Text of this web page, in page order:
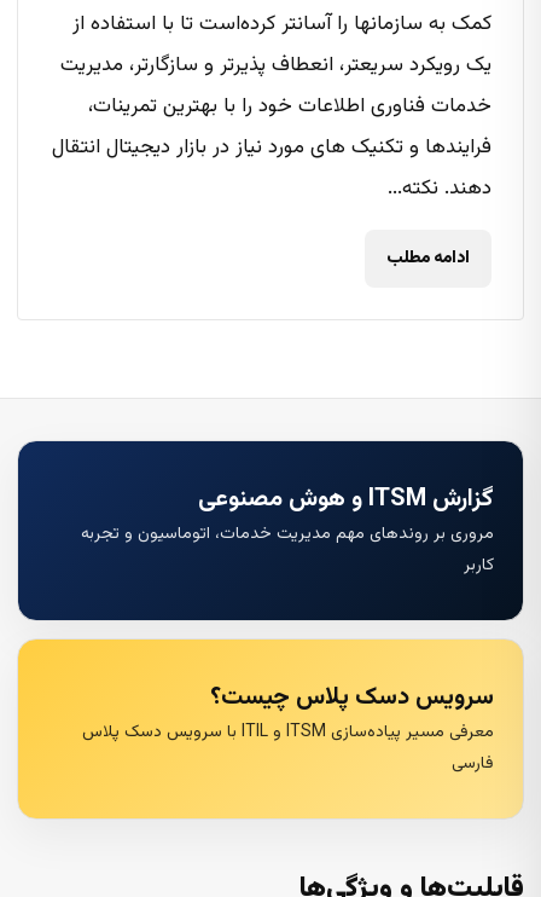
کمک به سازمانها را آسانتر کرده‌است تا با استفاده از
یک رویکرد سریعتر، انعطاف پذیرتر و سازگارتر، مدیریت
خدمات فناوری اطلاعات خود را با بهترین تمرینات،
فرایندها و تکنیک های مورد نیاز در بازار دیجیتال انتقال
دهند. نکته...
ادامه مطلب
گزارش ITSM و هوش مصنوعی
مروری بر روندهای مهم مدیریت خدمات، اتوماسیون و تجربه
کاربر
سرویس دسک پلاس چیست؟
معرفی مسیر پیاده‌سازی ITSM و ITIL با سرویس دسک پلاس
فارسی